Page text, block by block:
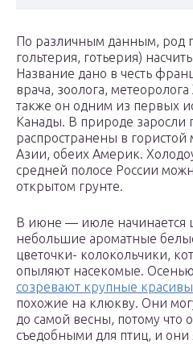
По различным данным, род
гольтерия, готьерия)
Название дано в честь
врача, зоолога,
также он одним из первых
Канады. В природе заросли
распространены в гористой
Азии, обеих Америк.
средней полосе России
открытом грунте.
В июне — июле начинается
небольшие ароматные
цветочки- колокольчики,
опыляют насекомые.
созревают крупные
похожие на клюкву. Они
до самой весны, потому что
съедобными для птиц, и они